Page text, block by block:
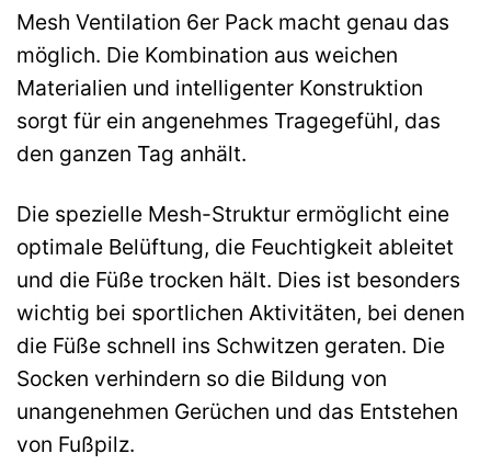
Mesh Ventilation 6er Pack macht genau das
möglich. Die Kombination aus weichen
Materialien und intelligenter Konstruktion
sorgt für ein angenehmes Tragegefühl, das
den ganzen Tag anhält.
Die spezielle Mesh-Struktur ermöglicht eine
optimale Belüftung, die Feuchtigkeit ableitet
und die Füße trocken hält. Dies ist besonders
wichtig bei sportlichen Aktivitäten, bei denen
die Füße schnell ins Schwitzen geraten. Die
Socken verhindern so die Bildung von
unangenehmen Gerüchen und das Entstehen
von Fußpilz.